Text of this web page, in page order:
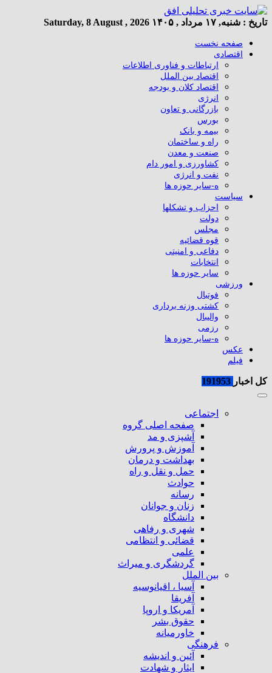
تاریخ : شنبه, ۱۷ مرداد , ۱۴۰۵ Saturday, 8 August , 2026
صفحه نخست
اقتصادی
ارتباطات و فناوری اطلاعات
اقتصاد بین الملل
اقتصاد کلان و بودجه
انرژی
بازرگانی و تعاون
بورس
بیمه و بانک
راه و ساختمان
صنعت و معدن
کشاورزی و امور دام
نفت و انرژی
ه-سایر حوزه ها
سیاست
احزاب و تشکلها
دولت
مجلس
قوه قضائیه
دفاعی و امنیتی
انتخابات
سایر حوزه ها
ورزشی
فوتبال
کشتی وزنه برداری
والیبال
رزمی
ه-سایر حوزه ها
عکس
فیلم
کل اخبار
اجتماعی
صفحه اصلی گروه
آشپزی و مد
آموزش و پرورش
بهداشت و درمان
حمل و نقل و راه
حوادث
رسانه
زنان و جوانان
دانشگاه
شهری و رفاهی
قضائی و انتظامی
علمی
گردشگری و میراث
بین الملل
آسیا ، اقیانوسیه
آفریقا
آمریکا و اروپا
حقوق بشر
خاورمیانه
فرهنگی
آئین و اندیشه
ایثار و شهادت